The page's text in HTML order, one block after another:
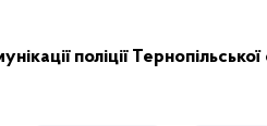
поліції